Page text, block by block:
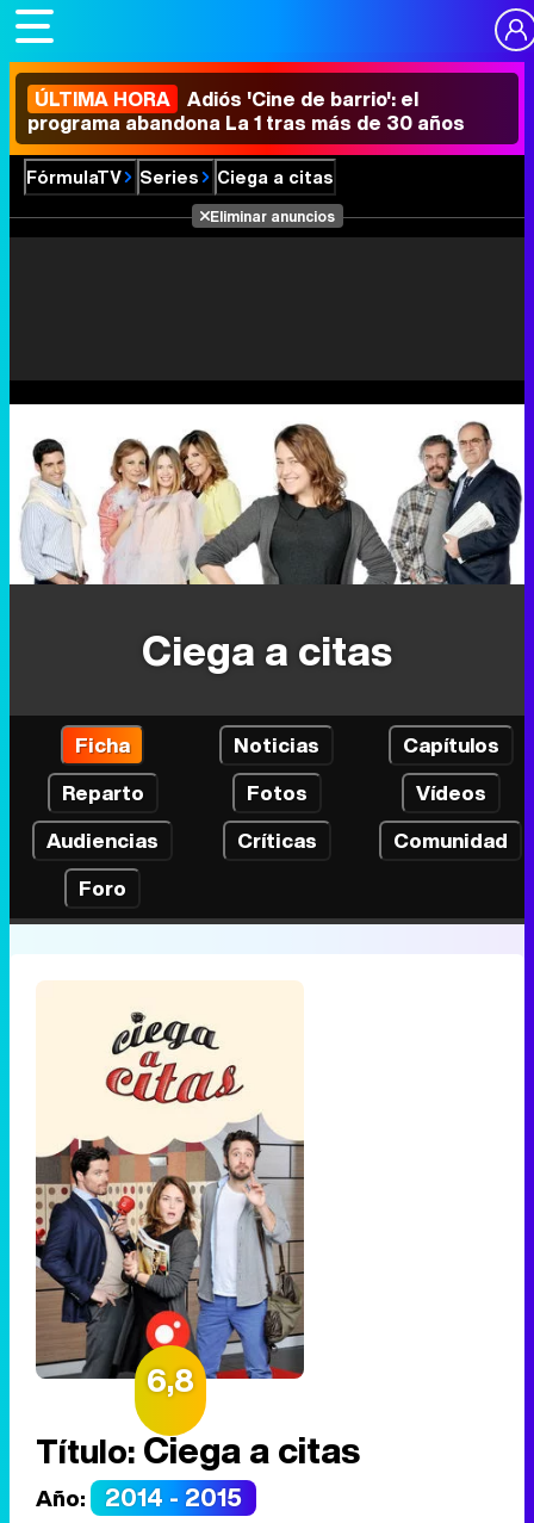
ÚLTIMA HORA Adiós 'Cine de barrio': el
programa abandona La 1 tras más de 30 años
FórmulaTV Series Ciega a citas
Eliminar anuncios
Ciega a citas
Ficha Noticias
Capítulos
Reparto
Fotos
Vídeos
Audiencias
Críticas
Comunidad
Foro
6,8
Título:Ciega a citas
Año: 2014 - 2015